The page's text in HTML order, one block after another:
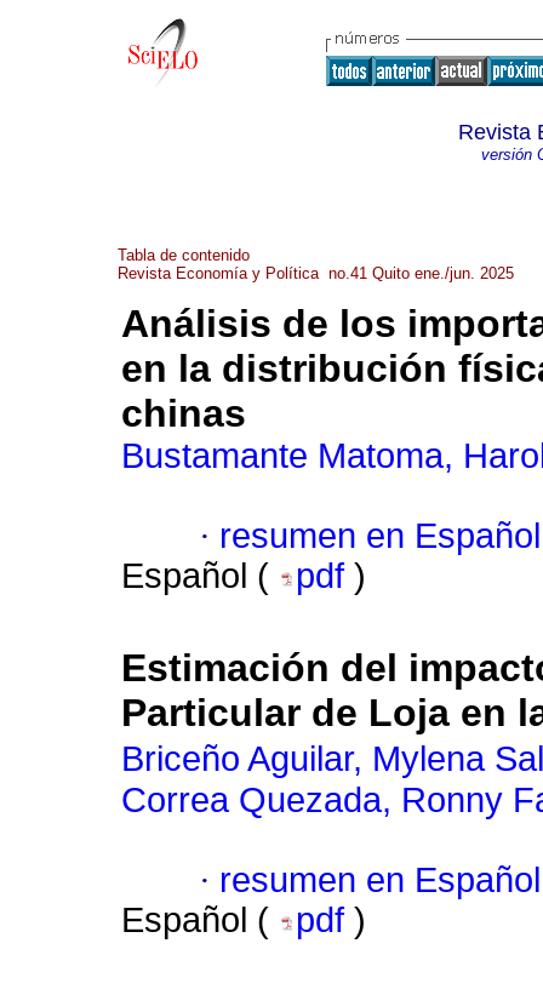
Revista
versión
Tabla de contenido
Revista Economía y Política no.41 Quito ene./jun. 2025
Análisis de los
en la distribución
chinas
Bustamante Matoma,
· resumen en Español
Español (
pdf )
Estimación del
Particular de Loja en
Briceño Aguilar, Mylena
Correa Quezada, Ronny
· resumen en Español
Español (
pdf )